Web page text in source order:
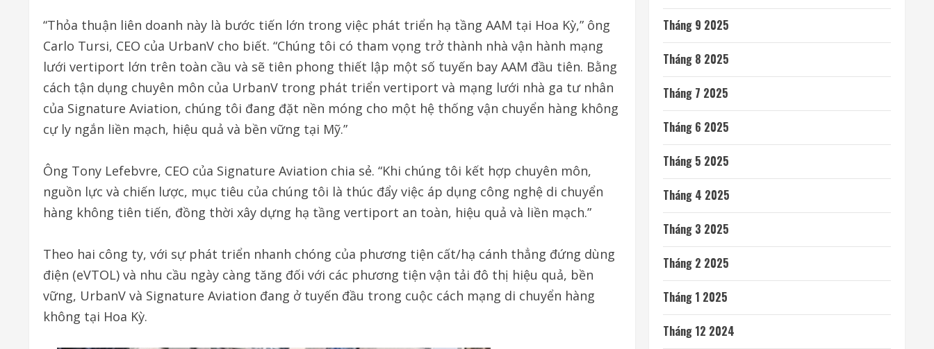
“Thỏa thuận liên doanh này là bước tiến lớn trong việc phát triển hạ tầng AAM tại Hoa Kỳ,” ông
Carlo Tursi, CEO của UrbanV cho biết. “Chúng tôi có tham vọng trở thành nhà vận hành mạng
lưới vertiport lớn trên toàn cầu và sẽ tiên phong thiết lập một số tuyến bay AAM đầu tiên. Bằng
cách tận dụng chuyên môn của UrbanV trong phát triển vertiport và mạng lưới nhà ga tư nhân
của Signature Aviation, chúng tôi đang đặt nền móng cho một hệ thống vận chuyển hàng không
cự ly ngắn liền mạch, hiệu quả và bền vững tại Mỹ.”
Ông Tony Lefebvre, CEO của Signature Aviation chia sẻ. “Khi chúng tôi kết hợp chuyên môn,
nguồn lực và chiến lược, mục tiêu của chúng tôi là thúc đẩy việc áp dụng công nghệ di chuyển
hàng không tiên tiến, đồng thời xây dựng hạ tầng vertiport an toàn, hiệu quả và liền mạch.”
Theo hai công ty, với sự phát triển nhanh chóng của phương tiện cất/hạ cánh thẳng đứng dùng
điện (eVTOL) và nhu cầu ngày càng tăng đối với các phương tiện vận tải đô thị hiệu quả, bền
vững, UrbanV và Signature Aviation đang ở tuyến đầu trong cuộc cách mạng di chuyển hàng
không tại Hoa Kỳ.
Tháng 9 2025
Tháng 8 2025
Tháng 7 2025
Tháng 6 2025
Tháng 5 2025
Tháng 4 2025
Tháng 3 2025
Tháng 2 2025
Tháng 1 2025
Tháng 12 2024